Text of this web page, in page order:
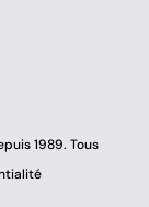
1989. Tous